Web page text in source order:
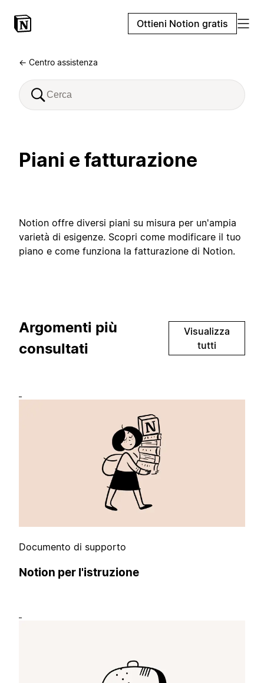
Ottieni Notion gratis
← Centro assistenza
Piani e fatturazione
Notion offre diversi piani su misura per un'ampia
varietà di esigenze. Scopri come modificare il tuo
piano e come funziona la fatturazione di Notion.
Argomenti più
consultati
Visualizza
tutti
Documento di supporto
Notion per l'istruzione